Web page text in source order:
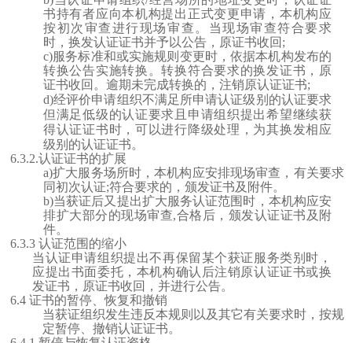
书持有者应向本机构提出正式变更申请，本机构应
按初次审查进行现场审查。当现场审查符合要求
时，换发认证证书并予以公告，原证书收回;
c)服务标准和或实施规则变更时，依据本机构发布的
转换公告实施转换。转换符合要求的换发证书，原
证书收回。逾期未完成转换的，注销原认证证书;
d)经评价申请组织不满足所申请认证级别的认证要求
但满足低级的认证要求且申请组织提出希望继续获
得认证证书时，可以进行降级处理，为其换发相应
级别的认证证书。
6.3.2.认证证书的扩展
a)扩大服务场所时，本机构应安排现场审查，有关要求
同初次认证;符合要求的，颁发证书及附件。
b)当获证后又提出扩大服务认证范围时，本机构应安
排扩大部分的现场审查,合格后，颁发认证证书及附
件。
6.3.3 认证范围的缩小
当认证申请组织提出不再保留某个获证服务类别时，
应提出书面委托，本机构确认后注销原认证证书或换
发证书，原证书收回，并进行公告。
6.4 证书的暂停、恢复和撤销
当获证组织发生违反本规则以及其它有关要求时，按规
定暂停、撤销认证证书。